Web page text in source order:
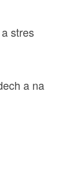
stres
a na